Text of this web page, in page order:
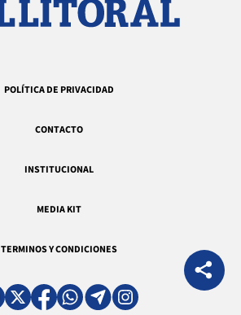
POLÍTICA DE PRIVACIDAD
CONTACTO
INSTITUCIONAL
MEDIA KIT
TERMINOS Y CONDICIONES